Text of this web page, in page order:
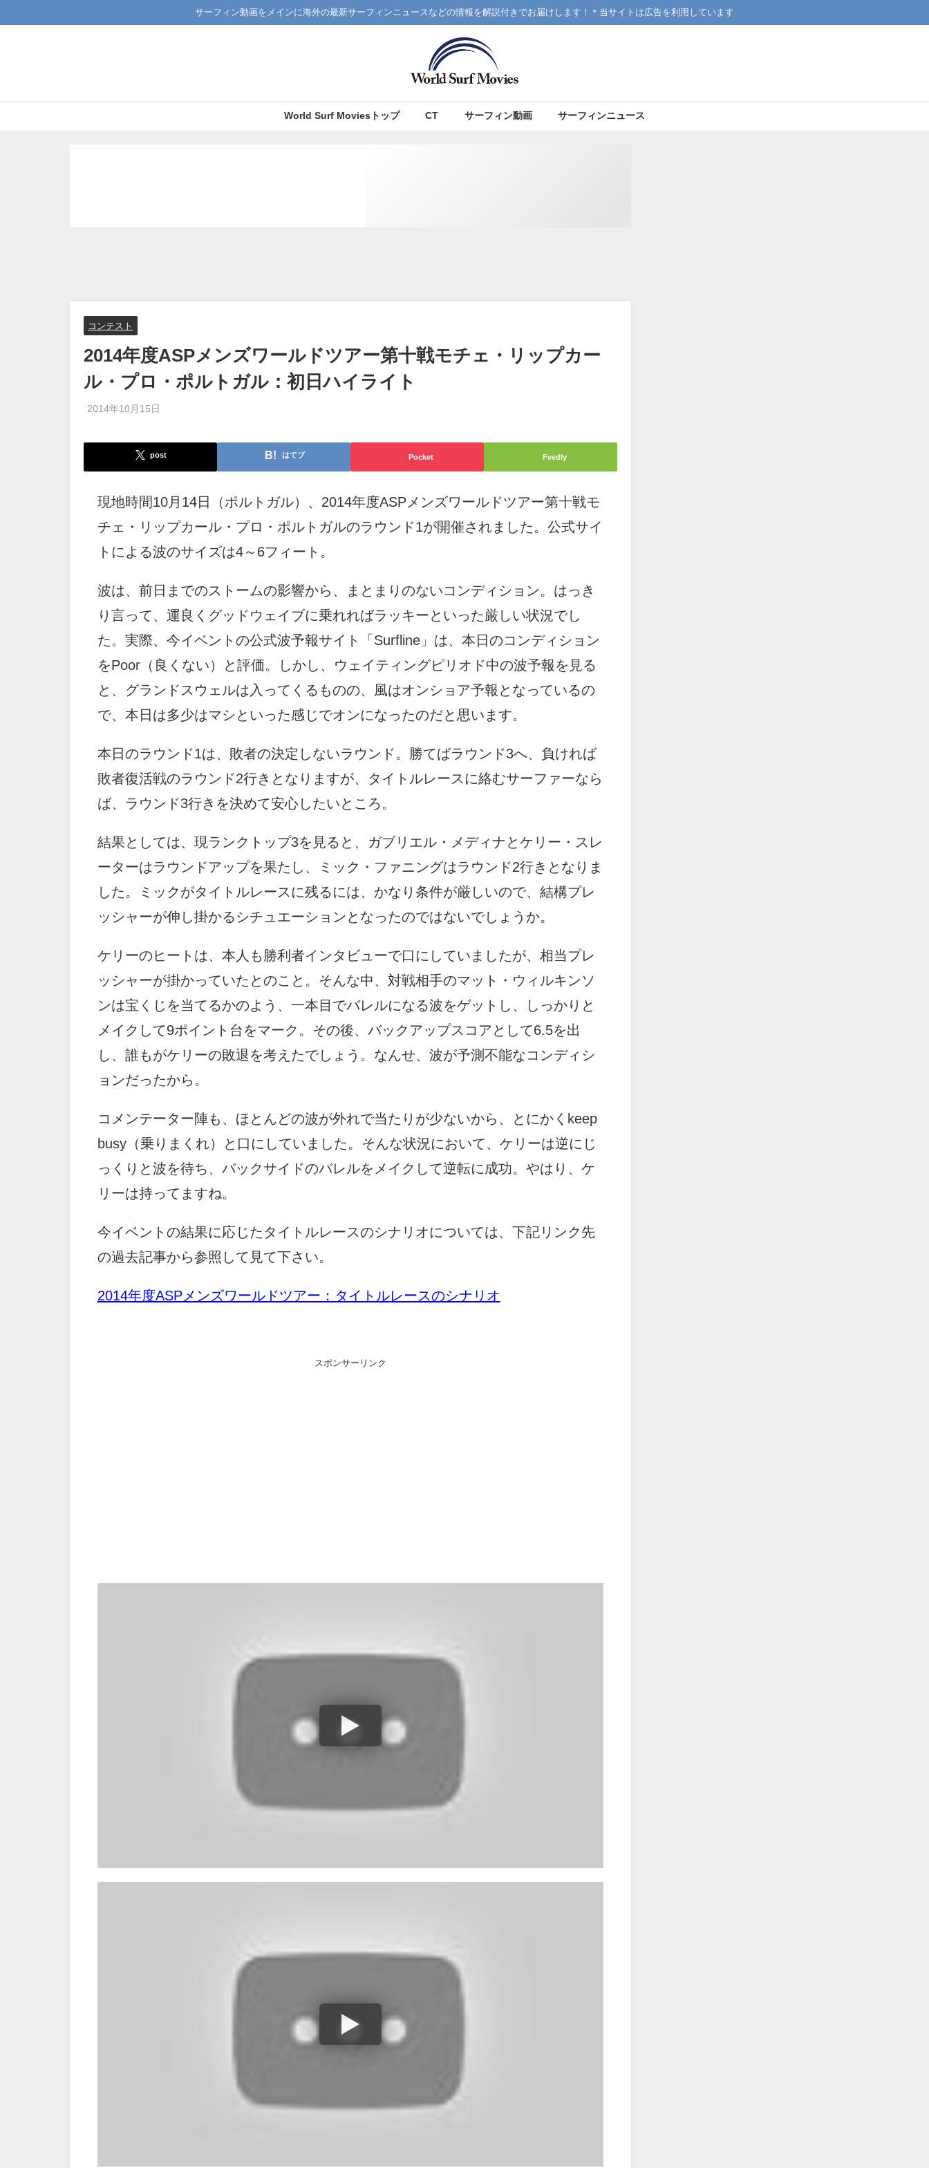
サーフィン動画をメインに海外の最新サーフィンニュースなどの情報を解説付きでお届けします！＊当サイトは広告を利用しています
World Surf Moviesトップ CT サーフィン動画 サーフィンニュース
コンテスト
2014年度ASPメンズワールドツアー第十戦モチェ・リップカー
ル・プロ・ポルトガル：初日ハイライト
2014年10月15日
post はてブ Pocket Feedly
現地時間10月14日（ポルトガル）、2014年度ASPメンズワールドツアー第十戦モ
チェ・リップカール・プロ・ポルトガルのラウンド1が開催されました。公式サイ
トによる波のサイズは4～6フィート。
波は、前日までのストームの影響から、まとまりのないコンディション。はっき
り言って、運良くグッドウェイブに乗れればラッキーといった厳しい状況でし
た。実際、今イベントの公式波予報サイト「Surfline」は、本日のコンディション
をPoor（良くない）と評価。しかし、ウェイティングピリオド中の波予報を見る
と、グランドスウェルは入ってくるものの、風はオンショア予報となっているの
で、本日は多少はマシといった感じでオンになったのだと思います。
本日のラウンド1は、敗者の決定しないラウンド。勝てばラウンド3へ、負ければ
敗者復活戦のラウンド2行きとなりますが、タイトルレースに絡むサーファーなら
ば、ラウンド3行きを決めて安心したいところ。
結果としては、現ランクトップ3を見ると、ガブリエル・メディナとケリー・スレ
ーターはラウンドアップを果たし、ミック・ファニングはラウンド2行きとなりま
した。ミックがタイトルレースに残るには、かなり条件が厳しいので、結構プレ
ッシャーが伸し掛かるシチュエーションとなったのではないでしょうか。
ケリーのヒートは、本人も勝利者インタビューで口にしていましたが、相当プレ
ッシャーが掛かっていたとのこと。そんな中、対戦相手のマット・ウィルキンソ
ンは宝くじを当てるかのよう、一本目でバレルになる波をゲットし、しっかりと
メイクして9ポイント台をマーク。その後、バックアップスコアとして6.5を出
し、誰もがケリーの敗退を考えたでしょう。なんせ、波が予測不能なコンディシ
ョンだったから。
コメンテーター陣も、ほとんどの波が外れで当たりが少ないから、とにかくkeep
busy（乗りまくれ）と口にしていました。そんな状況において、ケリーは逆にじ
っくりと波を待ち、バックサイドのバレルをメイクして逆転に成功。やはり、ケ
リーは持ってますね。
今イベントの結果に応じたタイトルレースのシナリオについては、下記リンク先
の過去記事から参照して見て下さい。
2014年度ASPメンズワールドツアー：タイトルレースのシナリオ
スポンサーリンク